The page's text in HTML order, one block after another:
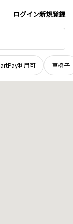
ログイン新規登録
利用可 車椅子